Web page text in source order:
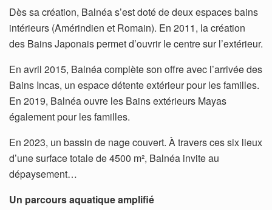
Dès sa création, Balnéa s’est doté de deux espaces bains
intérieurs (Amérindien et Romain). En 2011, la création
des Bains Japonais permet d’ouvrir le centre sur l’extérieur.
En avril 2015, Balnéa complète son offre avec l’arrivée des
Bains Incas, un espace détente extérieur pour les familles.
En 2019, Balnéa ouvre les Bains extérieurs Mayas
également pour les familles.
En 2023, un bassin de nage couvert. À travers ces six lieux
d’une surface totale de 4500 m², Balnéa invite au
dépaysement…
Un parcours aquatique amplifié